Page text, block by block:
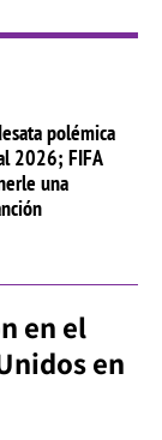
polémica
2026; FIFA
una
en el
en